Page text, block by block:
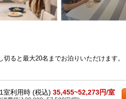
ると最大20名までお泊りいただけます。
1室利用時 (税込) 35,455~52,273円/室